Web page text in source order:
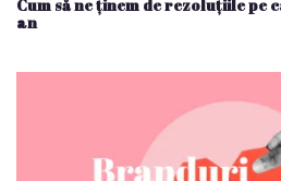
Cum să ne ținem de rezoluțiile pe
an